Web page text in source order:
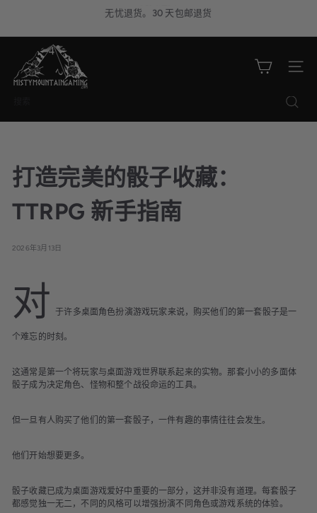
内
无忧退货。30 天包邮退货
s
y
u
n
t
a
n
a
m
n
网站导
索
打造完美的骰子收藏：
TTRPG 新手指南
2026年3月13日
对 于许多桌面角色扮演游戏玩家来说，购买他们的第一套骰子是一
个难忘的时刻。
这通常是第一个将玩家与桌面游戏世界联系起来的实物。那套小小的多面体
骰子成为决定角色、怪物和整个战役命运的工具。
但一旦有人购买了他们的第一套骰子，一件有趣的事情往往会发生。
他们开始想要更多。
骰子收藏已成为桌面游戏爱好中重要的一部分，这并非没有道理。每套骰子
都感觉独一无二，不同的风格可以增强扮演不同角色或游戏系统的体验。